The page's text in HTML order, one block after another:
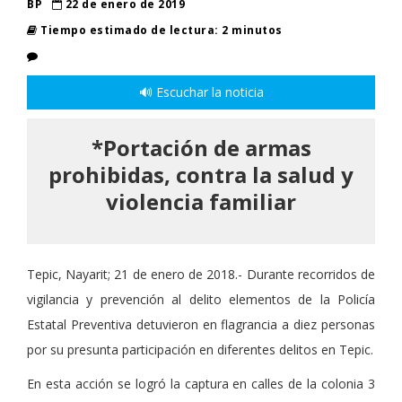
BP
22 de enero de 2019
Tiempo estimado de lectura: 2 minutos
🔊 Escuchar la noticia
*Portación de armas
prohibidas, contra la salud y
violencia familiar
Tepic, Nayarit; 21 de enero de 2018.- Durante recorridos de
vigilancia y prevención al delito elementos de la Policía
Estatal Preventiva detuvieron en flagrancia a diez personas
por su presunta participación en diferentes delitos en Tepic.
En esta acción se logró la captura en calles de la colonia 3